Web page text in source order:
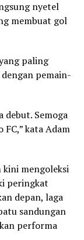
nyetel
membuat gol
paling
pemain-
debut. Semoga
kata Adam
kini mengoleksi
peringkat
depan, laga
sandungan
performa